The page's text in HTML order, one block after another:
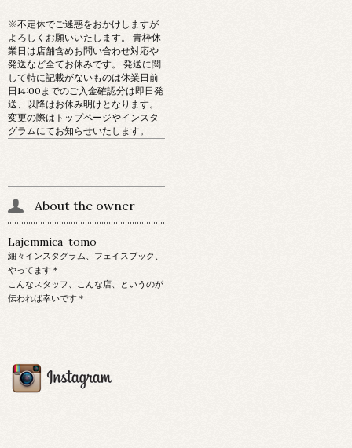
※不定休でご迷惑をおかけしますが
よろしくお願いいたします。 青枠休
業日は店舗含めお問い合わせ対応や
発送など全てお休みです。 発送に関
して特に記載がないものは休業日前
日14:00までのご入金確認分は即日発
送、以降はお休み明けとなります。
変更の際はトップページやインスタ
グラムにてお知らせいたします。
About the owner
Lajemmica-tomo
細々インスタグラム、フェイスブック、
やってます＊
こんなスタッフ、こんな店、というのが
伝われば幸いです＊